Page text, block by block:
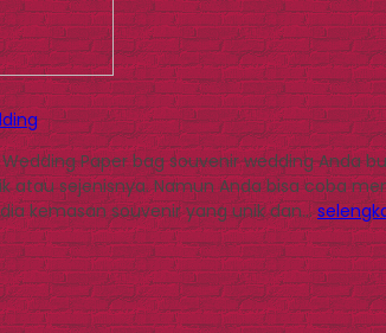
Wedding Paper bag souvenir wedding
atau sejenisnya. Namun Anda bisa coba
kemasan souvenir yang unik dan…